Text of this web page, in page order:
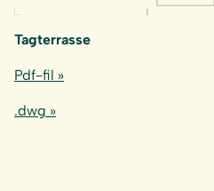
Tagterrasse
Pdf-fil »
.dwg »